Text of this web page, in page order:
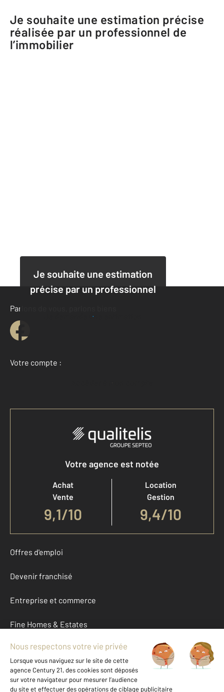
Je souhaite une estimation précise
réalisée par un professionnel de
l’immobilier
Je souhaite une estimation
précise par un professionnel
Je demande une estimation
Parlons de vous, parlons biens
Votre compte :
Accéder à mon compte
Votre agence est notée
Achat
Vente
9,1/10
Location
Gestion
9,4/10
Offres d'emploi
Devenir franchisé
Entreprise et commerce
Fine Homes & Estates
À propos
International